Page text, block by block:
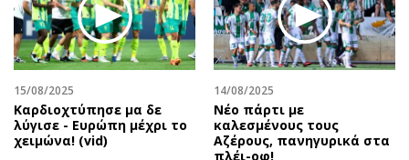
Κύπρος
Παιδεία
Υγεία
Πολιτική
Βουλευτικές 2026
Απόψεις
Αρθρογραφία
The Hill
Υγεία
Αγγελίες
Ενοικιάζονται
15/08/2025
Καρδιοχτύπησε μα δε
λύγισε - Ευρώπη μέχρι το
χειμώνα! (vid)
14/08/2025
Νέο πάρτι με
καλεσμένους τους
Αζέρους, πανηγυρικά στα
πλέι-οφ!